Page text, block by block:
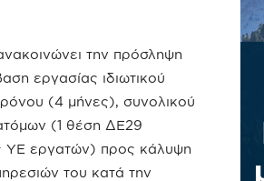
την πρόσληψη
εργασίας ιδιωτικού
(4 μήνες), συνολικού
(1 θέση ΔΕ29
ΥΕ εργατών) προς κάλυψη
του κατά την